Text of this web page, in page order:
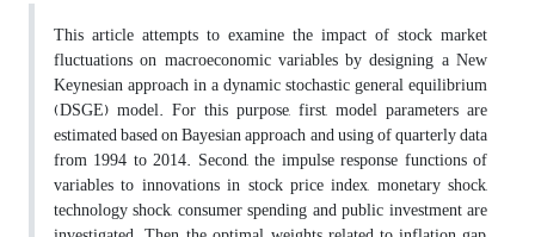
This article attempts to examine the impact of stock market
fluctuations on macroeconomic variables by designing a New
Keynesian approach in a dynamic stochastic general equilibrium
(DSGE) model. For this purpose, first, model parameters are
estimated based on Bayesian approach and using of quarterly data
from 1994 to 2014. Second, the impulse response functions of
variables to innovations in stock price index, monetary shock,
technology shock, consumer spending and public investment are